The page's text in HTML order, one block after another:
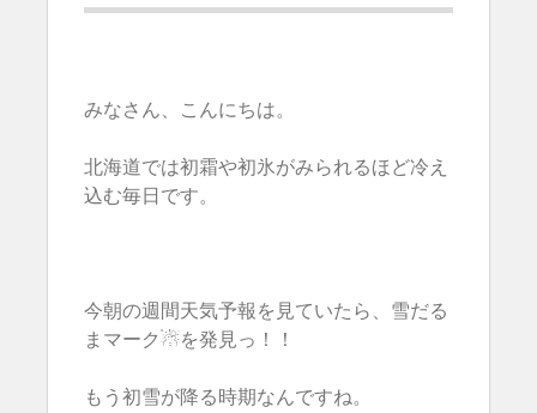
みなさん、こんにちは。
北海道では初霜や初氷がみられるほど冷え
込む毎日です。
今朝の週間天気予報を見ていたら、雪だる
まマーク☃を発見っ！！
もう初雪が降る時期なんですね。